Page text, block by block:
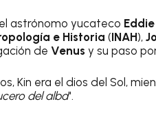
astrónomo yucateco
e Historia (INAH),
de Venus y su paso
Kin era el dios del Sol,
del alba".